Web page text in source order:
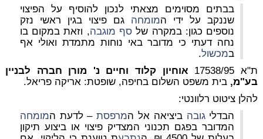
בבתים מסוימים מצאתי לנכון להוסיף על הפיצוי
שננקב על ידי המומחה גם פיצוי בגין ראשי נזק
נוספים כגון: במקרה של סף מוגבה, וזאת במקום בו
נחה דעתי כי מדובר באי נוחות מתמדת ואולי אף
במכשול.
ת"א 17538/95
אוחיון קלוד וחיים נ' מורן חברה לבניין
בע"מ, בית משפט השלום בחיפה, שופטת: אריקה פריאל.
להלן ציטוט רלוונטי:
הבדליגובה ביציאה אל המרפסת– לדעת המומחה
המדובר בפגם תכנוני המצדיק פיצוי או ביצוע תיקון